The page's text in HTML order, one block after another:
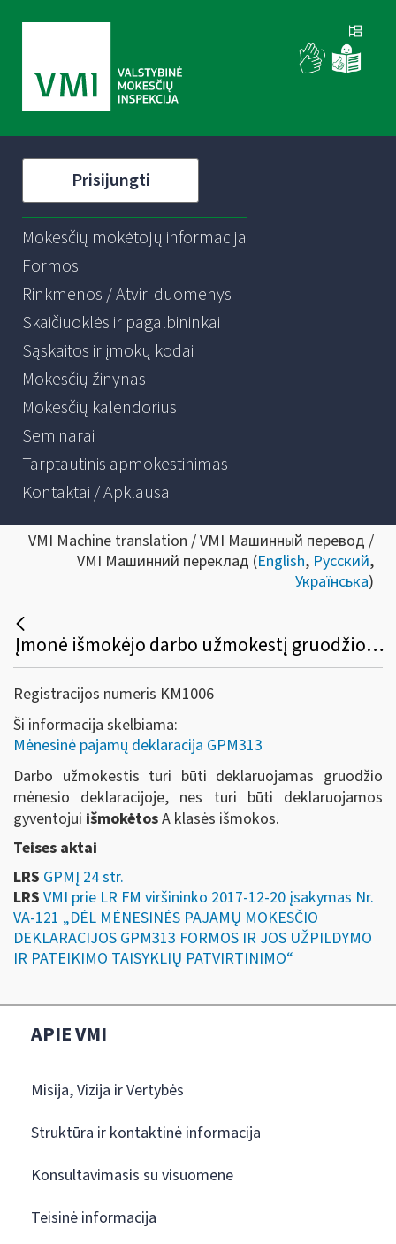
Prisijungti
Mokesčių mokėtojų informacija
Formos
Rinkmenos / Atviri duomenys
Skaičiuoklės ir pagalbininkai
Sąskaitos ir įmokų kodai
Mokesčių žinynas
Mokesčių kalendorius
Seminarai
Tarptautinis apmokestinimas
Kontaktai / Apklausa
VMI Machine translation / VMI Машинный перевод /
VMI Машинний переклад (English, Русский,
Українська)
Įmonė išmokėjo darbo užmokestį gruodžio 31 d. į gyventojo sąskaitą pinigai įskaityti sausio 2 d. Kokio mėnesio mėnesinė deklaracija turi būti teikiama: gruodžio ar sausio?
Registracijos numeris KM1006
Ši informacija skelbiama:
Mėnesinė pajamų deklaracija GPM313
Darbo užmokestis turi būti deklaruojamas gruodžio
mėnesio deklaracijoje, nes turi būti deklaruojamos
gyventojui išmokėtosA klasės išmokos.
Teises aktai
LRS GPMĮ 24 str.
LRS VMI prie LR FM viršininko 2017-12-20 įsakymas Nr.
VA-121 „DĖL MĖNESINĖS PAJAMŲ MOKESČIO
DEKLARACIJOS GPM313 FORMOS IR JOS UŽPILDYMO
IR PATEIKIMO TAISYKLIŲ PATVIRTINIMO“
APIE VMI
Misija, Vizija ir Vertybės
Struktūra ir kontaktinė informacija
Konsultavimasis su visuomene
Teisinė informacija